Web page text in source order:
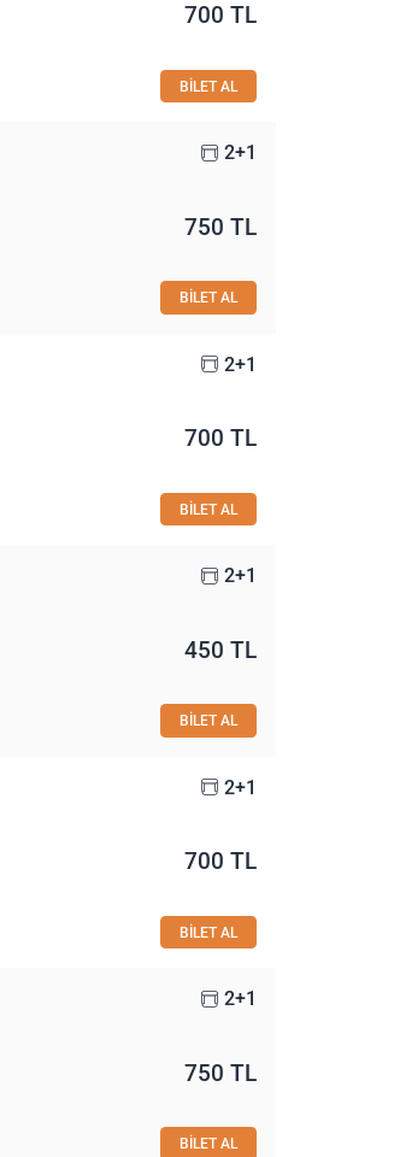
700 TL
BİLET AL
2+1
750 TL
BİLET AL
2+1
700 TL
BİLET AL
2+1
450 TL
BİLET AL
2+1
700 TL
BİLET AL
2+1
750 TL
BİLET AL